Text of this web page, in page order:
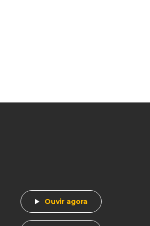
Ouvir agora